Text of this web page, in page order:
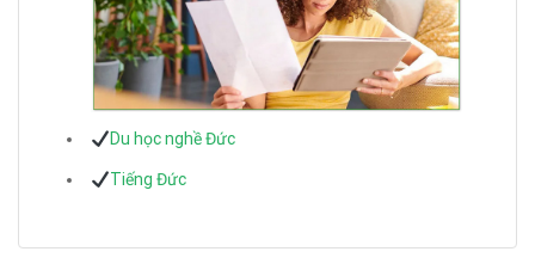
Du học nghề Đức
Tiếng Đức